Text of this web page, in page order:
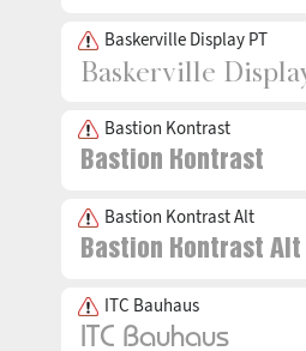
Baskerville Display PT
Bastion Kontrast
Bastion Kontrast Alt
ITC Bauhaus